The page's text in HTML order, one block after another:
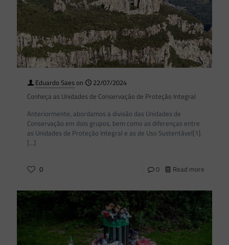
Eduardo Saeson
22/07/2024
Conheça as Unidades de Conservação de Proteção Integral
Anteriormente, abordamos a divisão das Unidades de
Conservação em dois grupos, bem como as diferenças entre
as Unidades de Proteção Integral e as de Uso Sustentável[1].
[…]
0 0 Read more